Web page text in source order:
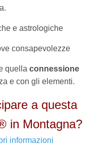
e astrologiche
consapevolezze
quella connessione
e con gli elementi.
a questa
in Montagna?
informazioni